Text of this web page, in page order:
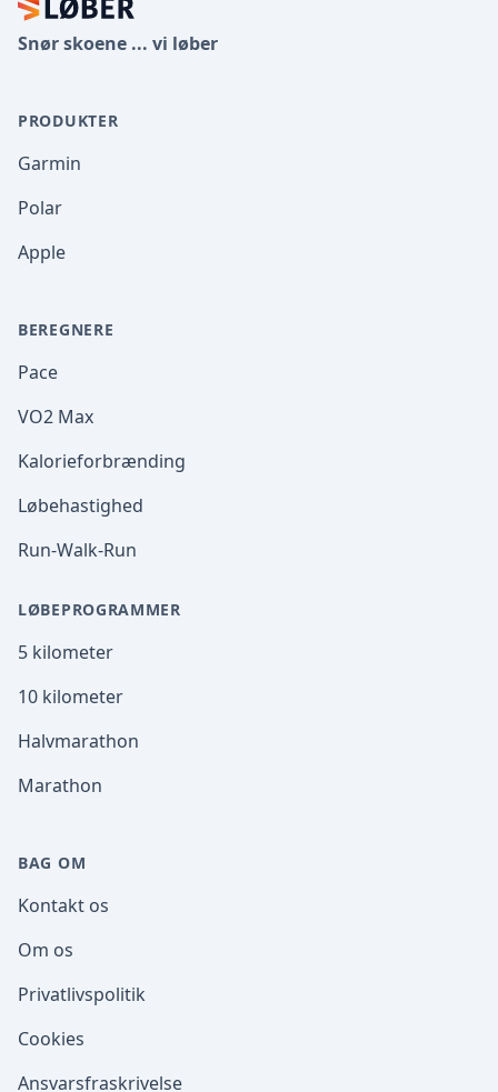
Snør skoene ... vi løber
PRODUKTER
Garmin
Polar
Apple
BEREGNERE
Pace
VO2 Max
Kalorieforbrænding
Løbehastighed
Run-Walk-Run
LØBEPROGRAMMER
5 kilometer
10 kilometer
Halvmarathon
Marathon
BAG OM
Kontakt os
Om os
Privatlivspolitik
Cookies
Ansvarsfraskrivelse